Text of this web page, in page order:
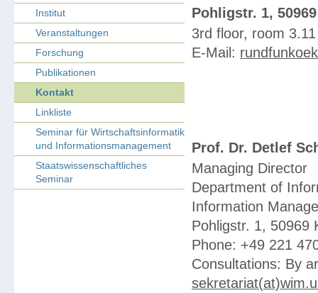
Institut
Veranstaltungen
Forschung
Publikationen
Kontakt
Linkliste
Seminar für Wirtschaftsinformatik
und Informationsmanagement
Staatswissenschaftliches
Seminar
Pohligstr. 1,
3rd floor, room 3.11
E-Mail:
Prof. Dr. Detlef
Managing Director
Department of
Information
Pohligstr. 1, 50969
Phone: +49 221
Consultations: By